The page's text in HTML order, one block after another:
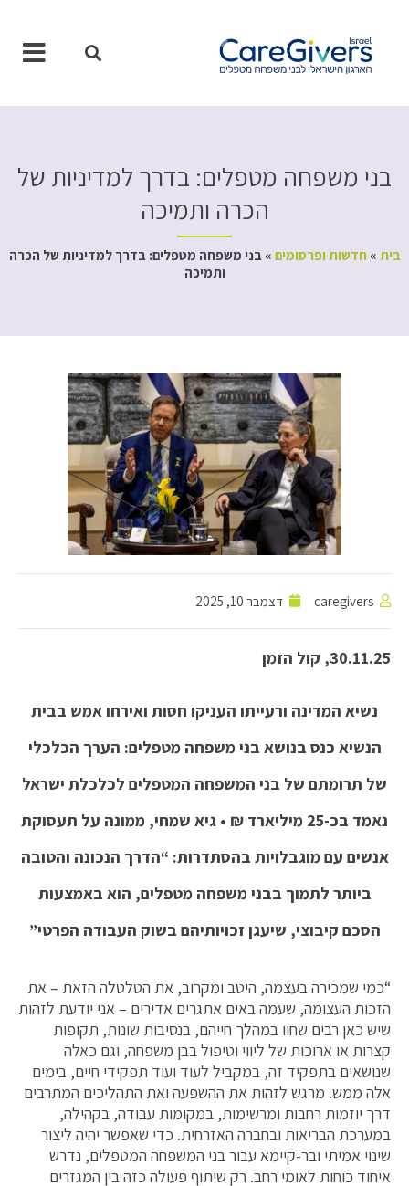
בני משפחה מטפלים: בדרך למדיניות של
הכרה ותמיכה
בית »חדשות ופרסומים »בני משפחה מטפלים: בדרך למדיניות של הכרה
ותמיכה
caregivers דצמבר 10, 2025
30.11.25, קול הזמן
נשיא המדינה ורעייתו העניקו חסות ואירחו אמש בבית
הנשיא כנס בנושא בני משפחה מטפלים: הערך הכלכלי
של תרומתם של בני המשפחה המטפלים לכלכלת ישראל
נאמד בכ-25 מיליארד ₪ • גיא שמחי, ממונה על תעסוקת
אנשים עם מוגבלויות בהסתדרות: “הדרך הנכונה והטובה
ביותר לתמוך בבני משפחה מטפלים, הוא באמצעות
הסכם קיבוצי, שיעגן זכויותיהם בשוק העבודה הפרטי”
“כמי שמכירה בעצמה, היטב ומקרוב, את הטלטלה הזאת – את
הזכות העצומה, שעמה באים אתגרים אדירים – אני יודעת לזהות
שיש כאן רבים שחוו במהלך חייהם, בנסיבות שונות, תקופות
קצרות או ארוכות של ליווי וטיפול בבן משפחה, וגם כאלה
שנושאים בתפקיד זה, במקביל לעוד ועוד תפקידי חיים, בימים
אלה ממש. מרגש לזהות את ההשפעה ואת התהליכים המתרבים
דרך יוזמות רחבות ומרשימות, במקומות עבודה, בקהילה,
במערכת הבריאות ובחברה האזרחית. כדי שאפשר יהיה ליצור
שינוי אמיתי ובר-קיימא עבור בני המשפחה המטפלים, נדרש
איחוד כוחות לאומי רחב. רק שיתוף פעולה כזה בין המגזרים